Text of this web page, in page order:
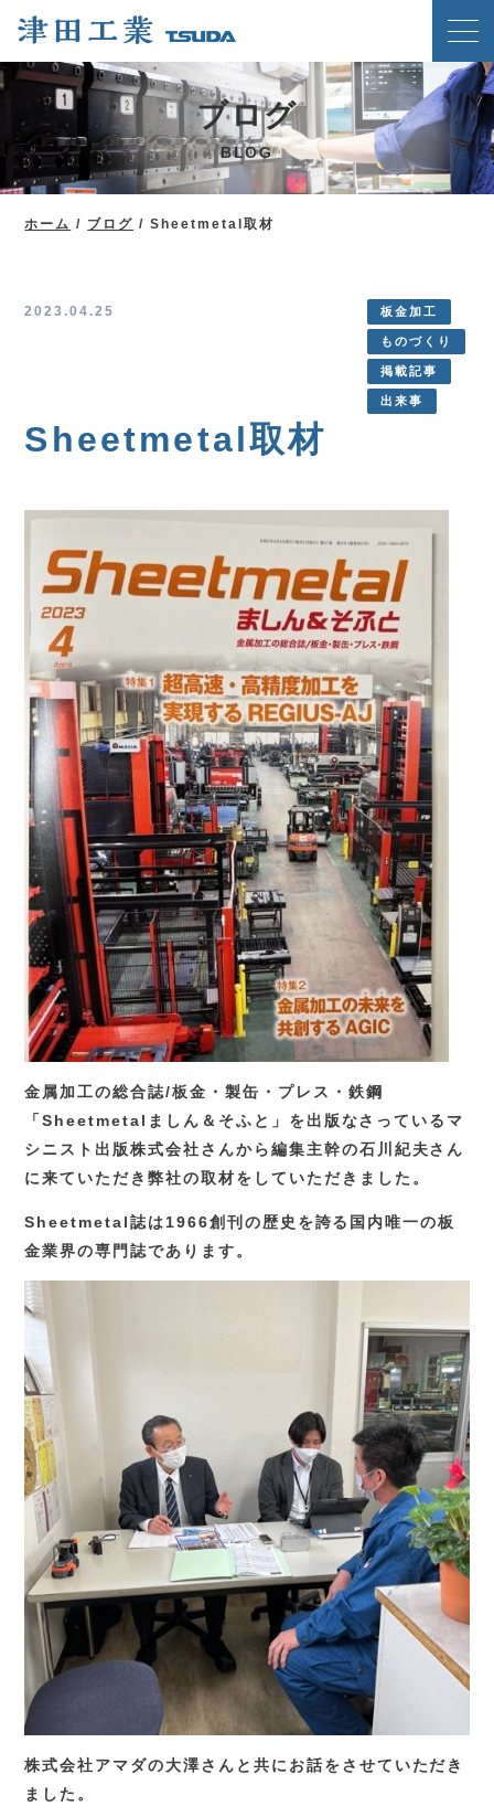
ホーム
クリンチングスピードファスナー工法
津田工業の強み
技術紹介
メディア掲載実績
お問い合わせ
ブログ
BLOG
ホーム / ブログ / Sheetmetal取材
2023.04.25 板金加工
ものづくり
掲載記事
出来事
Sheetmetal取材
金属加工の総合誌/板金・製缶・プレス・鉄鋼
「Sheetmetalましん＆そふと」を出版なさっているマ
シニスト出版株式会社さんから編集主幹の石川紀夫さん
に来ていただき弊社の取材をしていただきました。
Sheetmetal誌は1966創刊の歴史を誇る国内唯一の板
金業界の専門誌であります。
株式会社アマダの大澤さんと共にお話をさせていただき
ました。